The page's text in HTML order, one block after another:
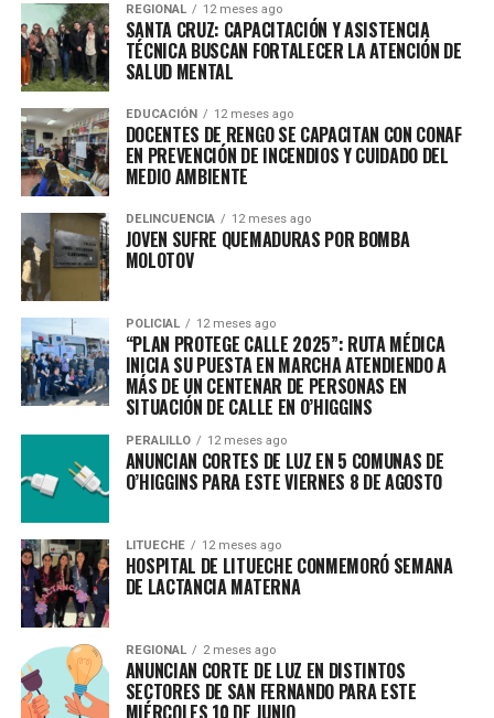
REGIONAL 12 meses ago
SANTA CRUZ: CAPACITACIÓN Y ASISTENCIA
TÉCNICA BUSCAN FORTALECER LA ATENCIÓN DE
SALUD MENTAL
EDUCACIÓN 12 meses ago
DOCENTES DE RENGO SE CAPACITAN CON CONAF
EN PREVENCIÓN DE INCENDIOS Y CUIDADO DEL
MEDIO AMBIENTE
DELINCUENCIA 12 meses ago
JOVEN SUFRE QUEMADURAS POR BOMBA
MOLOTOV
POLICIAL 12 meses ago
“PLAN PROTEGE CALLE 2025”: RUTA MÉDICA
INICIA SU PUESTA EN MARCHA ATENDIENDO A
MÁS DE UN CENTENAR DE PERSONAS EN
SITUACIÓN DE CALLE EN O’HIGGINS
PERALILLO 12 meses ago
ANUNCIAN CORTES DE LUZ EN 5 COMUNAS DE
O’HIGGINS PARA ESTE VIERNES 8 DE AGOSTO
LITUECHE 12 meses ago
HOSPITAL DE LITUECHE CONMEMORÓ SEMANA
DE LACTANCIA MATERNA
REGIONAL 2 meses ago
ANUNCIAN CORTE DE LUZ EN DISTINTOS
SECTORES DE SAN FERNANDO PARA ESTE
MIÉRCOLES 10 DE JUNIO